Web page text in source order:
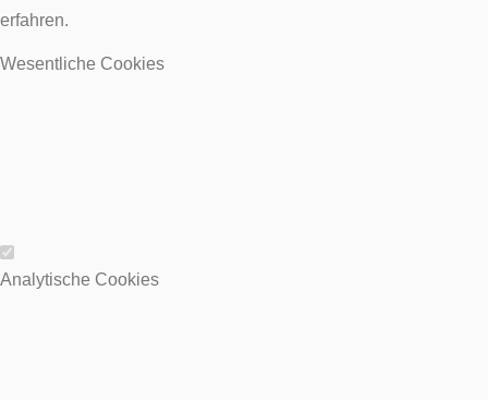
erfahren.
Wesentliche Cookies
Wesentliche Cookies
Analytische Cookies